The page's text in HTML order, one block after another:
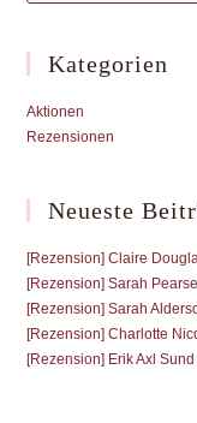
Kategorien
Aktionen
Rezensionen
Neueste
[Rezension] Claire
[Rezension] Sarah
[Rezension] Sarah
[Rezension] Charlotte
[Rezension] Erik Axl